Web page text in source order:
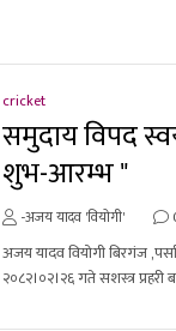
cricket
समुदाय विपद
शुभ-आरम्भ "
-अजय यादव 'वियोगी'
अजय यादव वियोगी बिरगंज
२०८२।०२।२६ गते सशस्त्र